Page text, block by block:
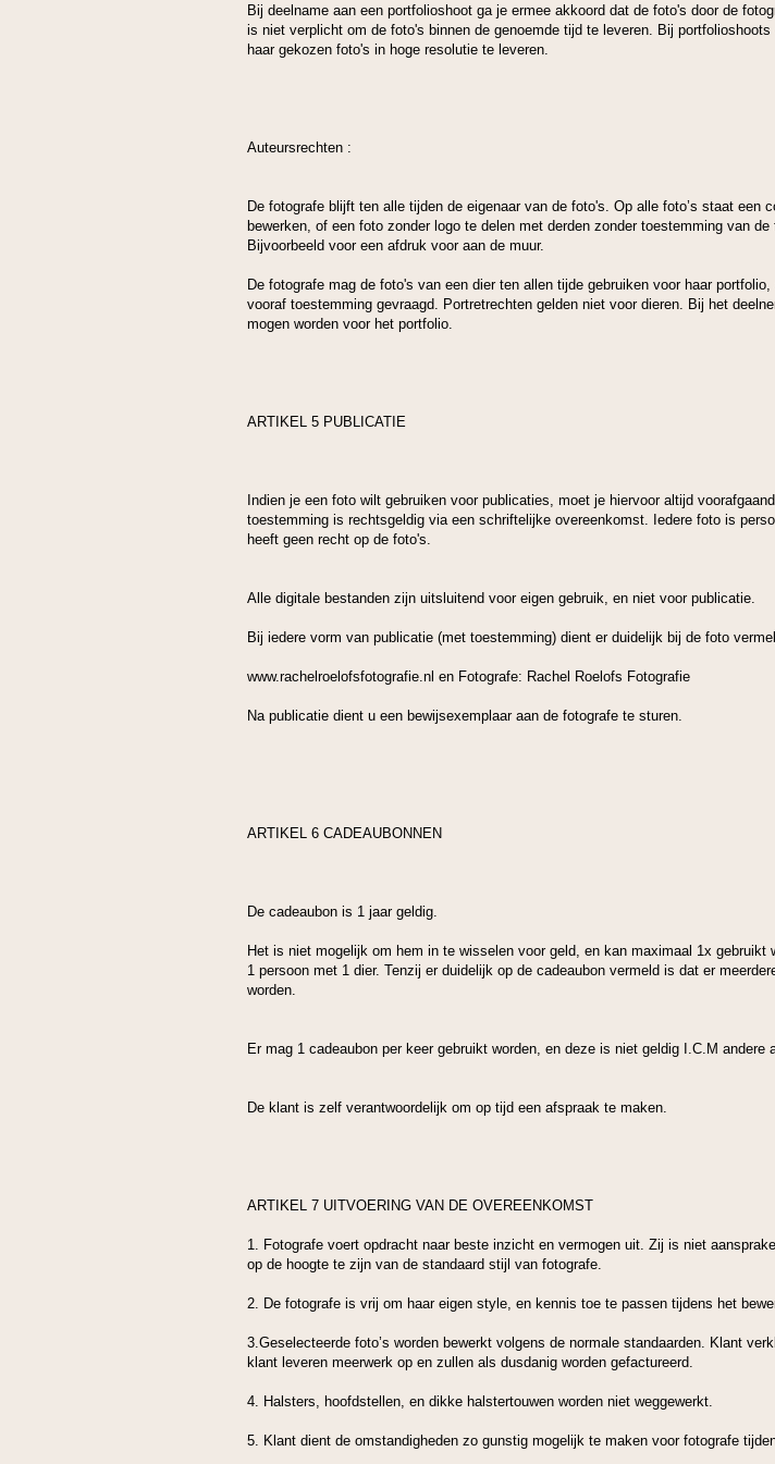
Bij deelname aan een portfolioshoot ga je ermee akkoord dat de foto's door de
is niet verplicht om de foto's binnen de genoemde tijd te leveren. Bij
haar gekozen foto's in hoge resolutie te leveren.
Auteursrechten :
De fotografe blijft ten alle tijden de eigenaar van de foto's. Op alle foto’s staat
bewerken, of een foto zonder logo te delen met derden zonder toestemming van
Bijvoorbeeld voor een afdruk voor aan de muur.
De fotografe mag de foto's van een dier ten allen tijde gebruiken voor haar
vooraf toestemming gevraagd. Portretrechten gelden niet voor dieren. Bij het
mogen worden voor het portfolio.
ARTIKEL 5 PUBLICATIE
Indien je een foto wilt gebruiken voor publicaties, moet je hiervoor altijd
toestemming is rechtsgeldig via een schriftelijke overeenkomst. Iedere foto is
heeft geen recht op de foto's.
Alle digitale bestanden zijn uitsluitend voor eigen gebruik, en niet voor publicatie.
Bij iedere vorm van publicatie (met toestemming) dient er duidelijk bij de foto
www.rachelroelofsfotografie.nl en Fotografe: Rachel Roelofs Fotografie
Na publicatie dient u een bewijsexemplaar aan de fotografe te sturen.
ARTIKEL 6 CADEAUBONNEN
De cadeaubon is 1 jaar geldig.
Het is niet mogelijk om hem in te wisselen voor geld, en kan maximaal 1x
1 persoon met 1 dier. Tenzij er duidelijk op de cadeaubon vermeld is dat er
worden.
Er mag 1 cadeaubon per keer gebruikt worden, en deze is niet geldig I.C.M andere
De klant is zelf verantwoordelijk om op tijd een afspraak te maken.
ARTIKEL 7 UITVOERING VAN DE OVEREENKOMST
1. Fotografe voert opdracht naar beste inzicht en vermogen uit. Zij is niet
op de hoogte te zijn van de standaard stijl van fotografe.
2. De fotografe is vrij om haar eigen style, en kennis toe te passen tijdens het
3.Geselecteerde foto’s worden bewerkt volgens de normale standaarden. Klant
klant leveren meerwerk op en zullen als dusdanig worden gefactureerd.
4. Halsters, hoofdstellen, en dikke halstertouwen worden niet weggewerkt.
5. Klant dient de omstandigheden zo gunstig mogelijk te maken voor fotografe